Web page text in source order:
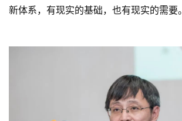
新体系，有现实的基础，也有现实的需要。